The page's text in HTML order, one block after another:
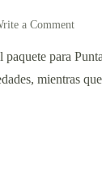
a Comment
para
mientras